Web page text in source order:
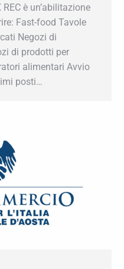
è
serve per aprire:
Supermercati
Negozi di
di Integratori
04/2021. Ultimi